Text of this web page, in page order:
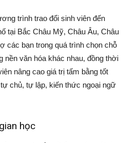
trình trao đổi sinh viên đến
tại Bắc Châu Mỹ, Châu Âu, Châu
các bạn trong quá trình chọn chỗ
văn hóa khác nhau, đồng thời
nâng cao giá trị tấm bằng tốt
chủ, tự lập, kiến thức ngoại ngữ
học